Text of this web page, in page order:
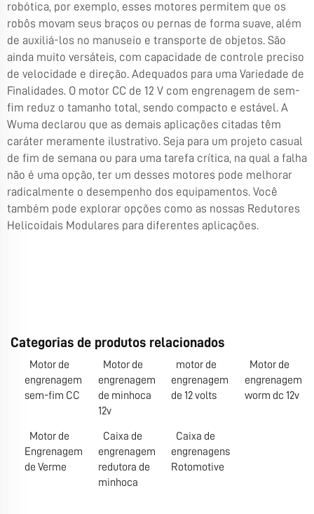
robótica, por exemplo, esses motores permitem que os
robôs movam seus braços ou pernas de forma suave, além
de auxiliá-los no manuseio e transporte de objetos. São
ainda muito versáteis, com capacidade de controle preciso
de velocidade e direção. Adequados para uma Variedade de
Finalidades. O motor CC de 12 V com engrenagem de sem-
fim reduz o tamanho total, sendo compacto e estável. A
Wuma declarou que as demais aplicações citadas têm
caráter meramente ilustrativo. Seja para um projeto casual
de fim de semana ou para uma tarefa crítica, na qual a falha
não é uma opção, ter um desses motores pode melhorar
radicalmente o desempenho dos equipamentos. Você
também pode explorar opções como as nossas Redutores
Helicoidais Modulares para diferentes aplicações.
Categorias de produtos relacionados
Motor de
engrenagem
sem-fim CC
Motor de
engrenagem
de minhoca
12v
motor de
engrenagem
de 12 volts
Motor de
engrenagem
worm dc 12v
Motor de
Engrenagem
de Verme
Caixa de
engrenagem
redutora de
minhoca
Caixa de
engrenagens
Rotomotive